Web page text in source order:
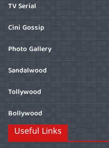
TV Serial
Cini Gossip
Photo Gallery
Sandalwood
Tollywood
Bollywood
Useful Links